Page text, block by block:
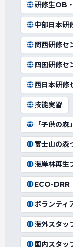
研修生OB
中部日本研
関西研修セ
四国研修セ
西日本研修
技能実習
「子供の森
富士山の森
海岸林再生
ECO-DRR
ボランティ
海外スタッ
国内スタッ